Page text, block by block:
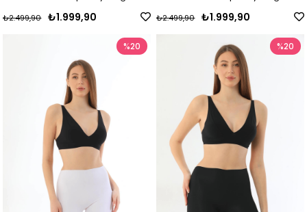
₺1.999,90
₺2.499,90 ₺1.999,90
₺2.499,90
%20 %20